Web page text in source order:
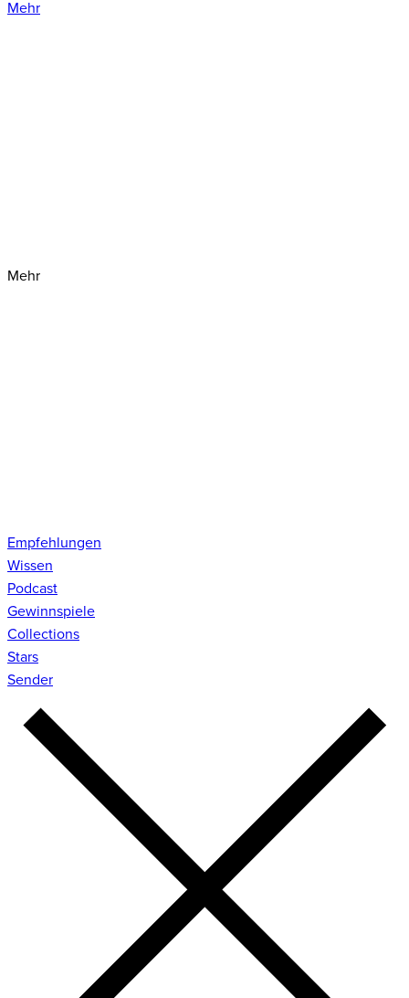
Mehr
Mehr
Empfehlungen
Wissen
Podcast
Gewinnspiele
Collections
Stars
Sender